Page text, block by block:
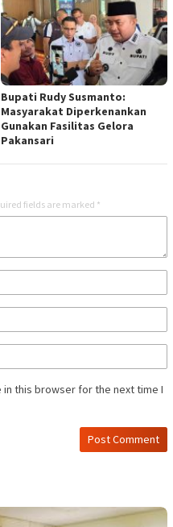
Bupati Rudy Susmanto:
Masyarakat Diperkenankan
Gunakan Fasilitas Gelora
Pakansari
fields are marked *
in this browser for the next time I